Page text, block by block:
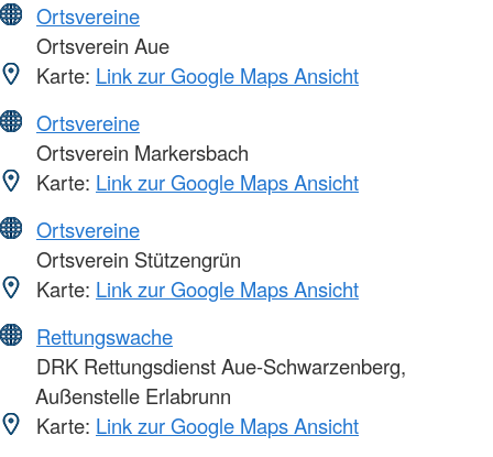
Ortsvereine
Ortsverein Aue
Karte: Link zur Google Maps Ansicht
Ortsvereine
Ortsverein Markersbach
Karte: Link zur Google Maps Ansicht
Ortsvereine
Ortsverein Stützengrün
Karte: Link zur Google Maps Ansicht
Rettungswache
DRK Rettungsdienst Aue-Schwarzenberg,
Außenstelle Erlabrunn
Karte: Link zur Google Maps Ansicht